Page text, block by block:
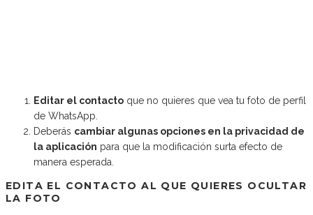
Editar el contacto que no quieres que vea tu foto de perfil
de WhatsApp.
Deberás cambiar algunas opciones en la privacidad de
la aplicación para que la modificación surta efecto de
manera esperada.
EDITA EL CONTACTO AL QUE QUIERES OCULTAR
LA FOTO